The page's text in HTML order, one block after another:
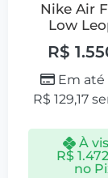
Nike Air
Low
R$
Em até
R$ 129,17
À
R$
no